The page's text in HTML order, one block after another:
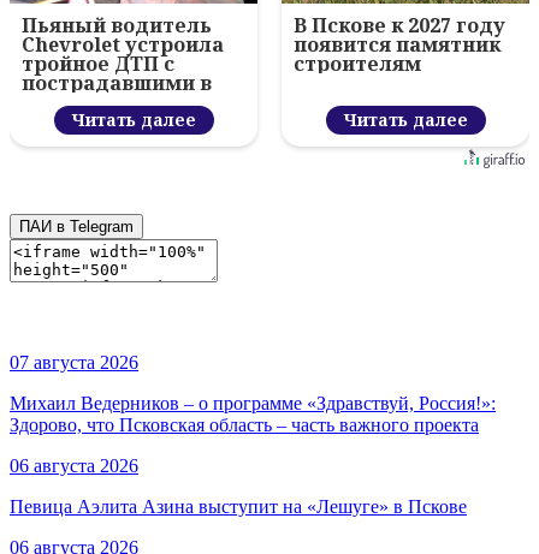
Пьяный водитель
Chevrolet устроила
тройное ДТП с
пострадавшими в
Пскове
Читать далее
В Пскове к 2027 году
появится памятник
строителям
Читать далее
ПАИ в Telegram
07 августа 2026
Михаил Ведерников – о программе «Здравствуй, Россия!»:
Здорово, что Псковская область – часть важного проекта
06 августа 2026
Певица Аэлита Азина выступит на «Лешуге» в Пскове
06 августа 2026